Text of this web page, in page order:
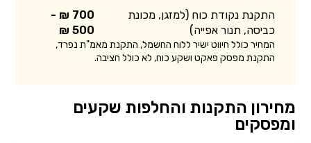
התקנת נקודת כוח (למזגן, מכונת
כביסה, תנור אפייה)
700 ₪ -
500 ₪
המחיר כולל חיווט ישיר ללוח החשמל, התקנת מאמ"ת נפרד,
התקנת מפסק פאקט ושקע כוח, לא כולל חציבה.
מחירון התקנות והחלפות שקעים
ומפסקים